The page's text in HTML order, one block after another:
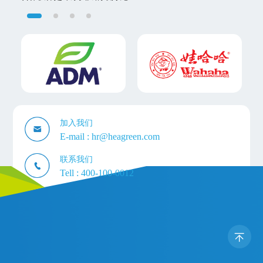
加入我们
E-mail :hr@heagreen.com
联系我们
Tell :400-100-0012